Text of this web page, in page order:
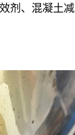
剂、混凝土